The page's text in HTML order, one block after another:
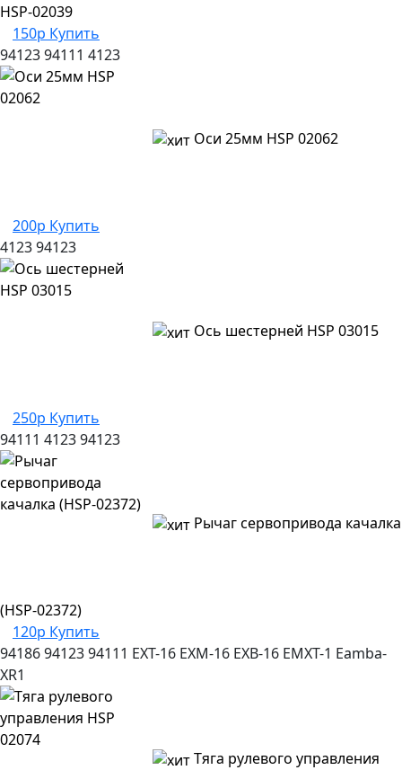
HSP-02039
150р Купить
9412394111 4123
Оси 25мм HSP 02062
200р Купить
412394123
Ось шестерней HSP 03015
250р Купить
94111 412394123
Рычаг сервопривода качалка
(HSP-02372)
120р Купить
941869412394111 EXT-16 EXM-16 EXB-16 EMXT-1 Eamba-
XR1
Тяга рулевого управления